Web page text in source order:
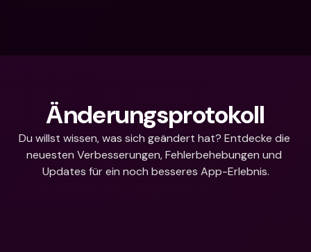
Änderungsprotokoll
Du willst wissen, was sich geändert hat? Entdecke die
neuesten Verbesserungen, Fehlerbehebungen und
Updates für ein noch besseres App-Erlebnis.